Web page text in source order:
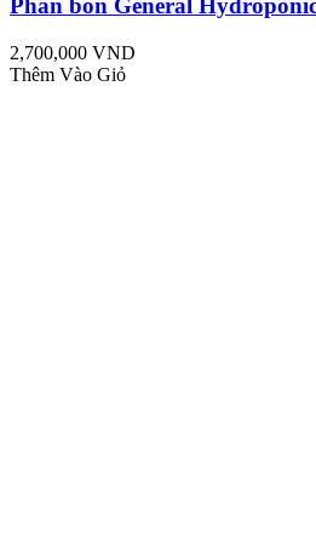
Phân bón General
2,700,000 VND
Thêm Vào Giỏ